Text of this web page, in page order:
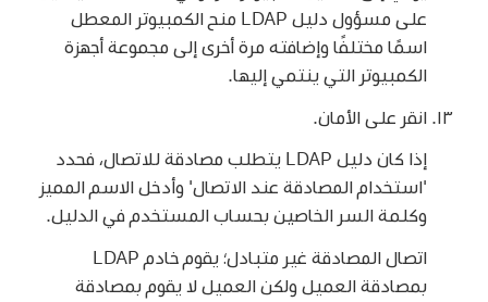
على مسؤول دليل LDAP منح الكمبيوتر المعطل
اسمًا مختلفًا وإضافته مرة أخرى إلى مجموعة أجهزة
الكمبيوتر التي ينتمي إليها.
انقر على الأمان.
إذا كان دليل LDAP يتطلب مصادقة للاتصال، فحدد
'استخدام المصادقة عند الاتصال' وأدخل الاسم المميز
وكلمة السر الخاصين بحساب المستخدم في الدليل.
اتصال المصادقة غير متبادل؛ يقوم خادم LDAP
بمصادقة العميل ولكن العميل لا يقوم بمصادقة